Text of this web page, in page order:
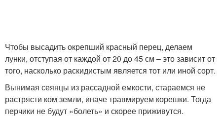
Чтобы высадить окрепший красный перец, делаем
лунки, отступая от каждой от 20 до 45 см – это зависит от
того, насколько раскидистым является тот или иной сорт.
Вынимая сеянцы из рассадной емкости, стараемся не
растрясти ком земли, иначе травмируем корешки. Тогда
перчики не будут «болеть» и скорее приживутся.